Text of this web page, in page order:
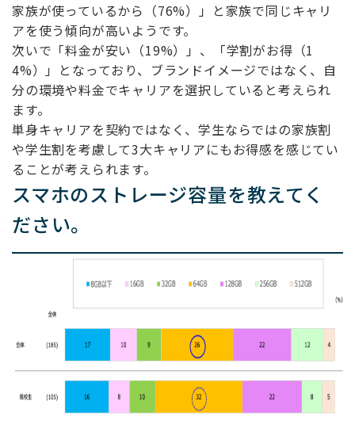
家族が使っているから（76%）」と家族で同じキャリ
アを使う傾向が高いようです。
次いで「料金が安い（19%）」、「学割がお得（1
4%）」となっており、ブランドイメージではなく、自
分の環境や料金でキャリアを選択していると考えられ
ます。
単身キャリアを契約ではなく、学生ならではの家族割
や学生割を考慮して3大キャリアにもお得感を感じてい
ることが考えられます。
スマホのストレージ容量を教えてく
ださい。